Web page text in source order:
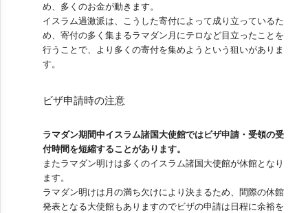
め、多くのお金が動きます。
イスラム過激派は、こうした寄付によって成り立っているた
め、寄付の多く集まるラマダン月にテロなど目立ったことを
行うことで、より多くの寄付を集めようという狙いがありま
す。
ビザ申請時の注意
ラマダン期間中イスラム諸国大使館ではビザ申請・受領の受
付時間を短縮することがあります。
またラマダン明けは多くのイスラム諸国大使館が休館となり
ます。
ラマダン明けは月の満ち欠けにより決まるため、間際の休館
発表となる大使館もありますのでビザの申請は日程に余裕を